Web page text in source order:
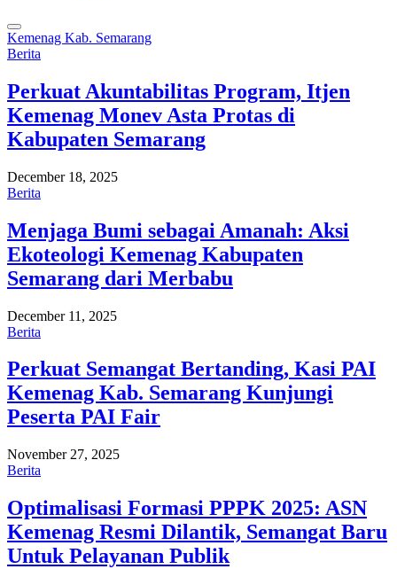
Kemenag Kab. Semarang
Berita
Perkuat Akuntabilitas Program, Itjen
Kemenag Monev Asta Protas di
Kabupaten Semarang
December 18, 2025
Berita
Menjaga Bumi sebagai Amanah: Aksi
Ekoteologi Kemenag Kabupaten
Semarang dari Merbabu
December 11, 2025
Berita
Perkuat Semangat Bertanding, Kasi PAI
Kemenag Kab. Semarang Kunjungi
Peserta PAI Fair
November 27, 2025
Berita
Optimalisasi Formasi PPPK 2025: ASN
Kemenag Resmi Dilantik, Semangat Baru
Untuk Pelayanan Publik